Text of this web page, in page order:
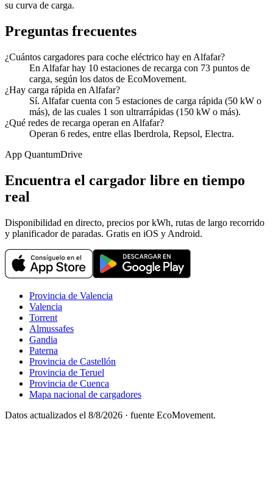
su curva de carga.
Preguntas frecuentes
¿Cuántos cargadores para coche eléctrico hay en Alfafar?
En Alfafar hay 10 estaciones de recarga con 73 puntos de
carga, según los datos de EcoMovement.
¿Hay carga rápida en Alfafar?
Sí. Alfafar cuenta con 5 estaciones de carga rápida (50 kW o
más), de las cuales 1 son ultrarrápidas (150 kW o más).
¿Qué redes de recarga operan en Alfafar?
Operan 6 redes, entre ellas Iberdrola, Repsol, Electra.
App QuantumDrive
Encuentra el cargador libre en tiempo
real
Disponibilidad en directo, precios por kWh, rutas de largo recorrido
y planificador de paradas. Gratis en iOS y Android.
Provincia de Valencia
Valencia
Torrent
Almussafes
Gandia
Paterna
Provincia de Castellón
Provincia de Teruel
Provincia de Cuenca
Mapa nacional de cargadores
Datos actualizados el 8/8/2026 · fuente EcoMovement.